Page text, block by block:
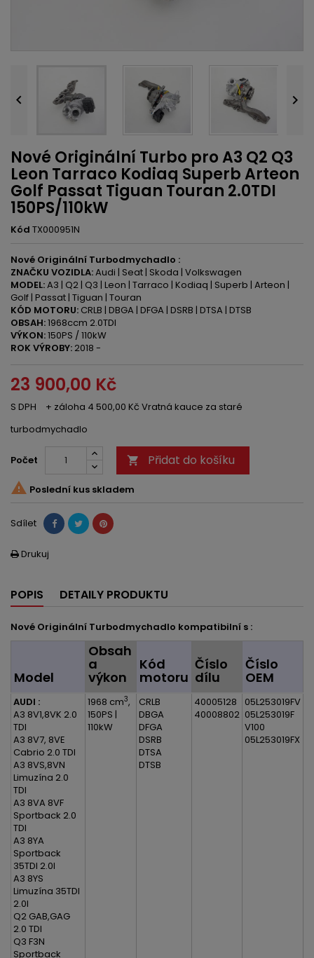
 
Nové Originální Turbo pro A3 Q2 Q3
Leon Tarraco Kodiaq Superb Arteon
Golf Passat Tiguan Touran 2.0TDI
150PS/110kW
Kód TX000951N
Nové Originální Turbodmychadlo :
ZNAČKU VOZIDLA:Audi | Seat | Skoda | Volkswagen
MODEL:A3 | Q2 | Q3 | Leon | Tarraco | Kodiaq | Superb | Arteon |
Golf | Passat | Tiguan | Touran
KÓD MOTORU: CRLB | DBGA | DFGA | DSRB | DTSA | DTSB
OBSAH:1968ccm 2.0TDI
VÝKON:150PS / 110kW
ROK VÝROBY: 2018 -
23 900,00 Kč
S DPH
+ záloha 4 500,00 Kč Vratná kauce za staré
turbodmychadlo
Počet  Přidat do košíku
 Poslední kus skladem
Sdílet
 Drukuj
POPIS DETAILY PRODUKTU
Nové Originální Turbodmychadlo kompatibilní s :
Model
Obsah
a
výkon
Kód
motoru
Číslo
dílu
Číslo
OEM
AUDI :
A3 8V1,8VK 2.0
TDI
A3 8V7, 8VE
Cabrio 2.0 TDI
A3 8VS,8VN
Limuzína 2.0
TDI
A3 8VA 8VF
Sportback 2.0
TDI
A3 8YA
Sportback
35TDI 2.0l
A3 8YS
Limuzína 35TDI
2.0l
Q2 GAB,GAG
2.0 TDI
Q3 F3N
Sportback
1968 cm3,
150PS |
110kW
CRLB
DBGA
DFGA
DSRB
DTSA
DTSB
40005128
40008802
05L253019FV
05L253019F
V100
05L253019FX